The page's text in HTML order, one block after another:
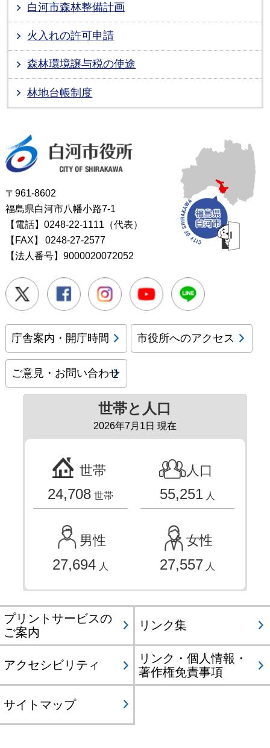
白河市森林整備計画
火入れの許可申請
森林環境譲与税の使途
林地台帳制度
〒961-8602
福島県白河市八幡小路7-1
【電話】0248-22-1111（代表）
【FAX】
0248-27-2577
【法人番号】9000020072052
Twitter FacebookInstagramYoutube
庁舎案内・開庁時間 市役所へのアクセス
ご意見・お問い合わせ
世帯と人口
2026年7月1日 現在
世帯
24,708 世帯
人口
55,251 人
男性
27,694 人
女性
27,557 人
プリントサービスの
ご案内
リンク集
アクセシビリティ
リンク・個人情報・
著作権免責事項
サイトマップ